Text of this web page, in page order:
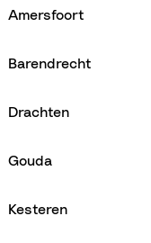
Amersfoort
Barendrecht
Drachten
Gouda
Kesteren